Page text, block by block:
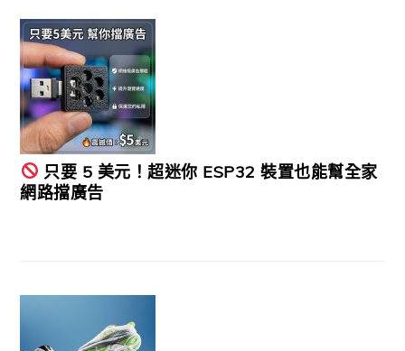
只要 5 美元！超迷你 ESP32 裝置也能幫全家
網路擋廣告